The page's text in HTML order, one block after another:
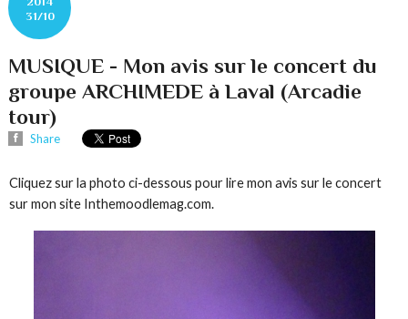
31/10
MUSIQUE - Mon avis sur le concert du
groupe ARCHIMEDE à Laval (Arcadie
tour)
Share
Cliquez sur la photo ci-dessous pour lire mon avis sur le concert
sur mon site Inthemoodlemag.com.